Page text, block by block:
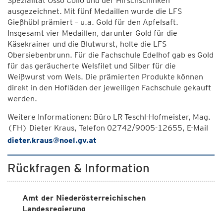
ausgezeichnet. Mit fünf Medaillen wurde die LFS
Gießhübl prämiert – u.a. Gold für den Apfelsaft.
Insgesamt vier Medaillen, darunter Gold für die
Käsekrainer und die Blutwurst, holte die LFS
Obersiebenbrunn. Für die Fachschule Edelhof gab es Gold
für das geräucherte Welsfilet und Silber für die
Weißwurst vom Wels. Die prämierten Produkte können
direkt in den Hofläden der jeweiligen Fachschule gekauft
werden.
Weitere Informationen: Büro LR Teschl-Hofmeister, Mag.
(FH) Dieter Kraus, Telefon 02742/9005-12655, E-Mail
dieter.kraus@noel.gv.at
Rückfragen & Information
Amt der Niederösterreichischen
Landesregierung